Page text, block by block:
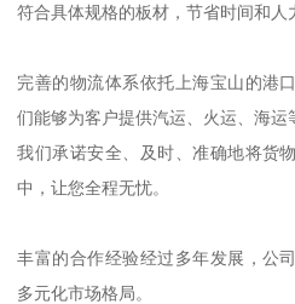
符合具体规格的板材，节省时间和人
完善的物流体系依托上海宝山的港
们能够为客户提供汽运、火运、海运
我们承诺安全、及时、准确地将货
中，让您全程无忧。
丰富的合作经验经过多年发展，公
多元化市场格局。